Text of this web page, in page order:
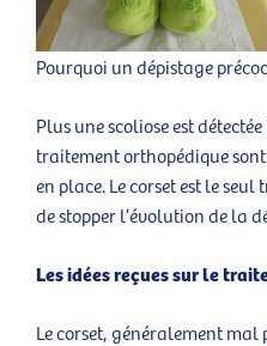
Pourquoi un dépistage
Plus une scoliose est
traitement orthopédique
en place. Le corset est le
de stopper l’évolution de la
Les idées reçues sur le
Le corset, généralement